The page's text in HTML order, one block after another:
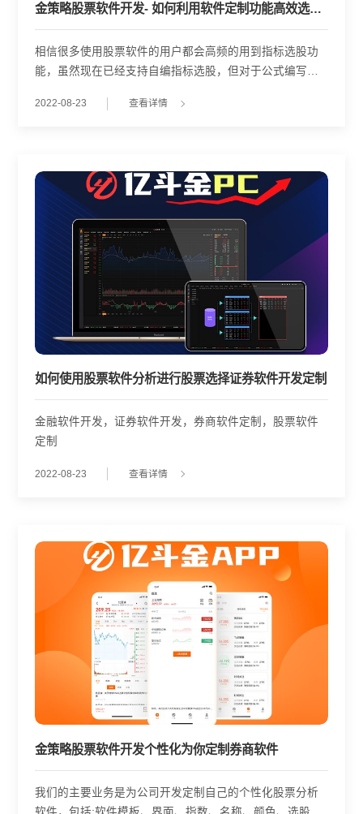
金策略股票软件开发- 如何利用软件定制功能高效选股?
相信很多使用股票软件的用户都会高频的用到指标选股功
能，虽然现在已经支持自编指标选股，但对于公式编写还
惯于用系统默认的形态来选股，那么就可以选择软件中的
据分析 APP 开发功能简介: 1，实时市场。APP涵盖沪深股
市实时交易走势图，新三板等。，并为投资者提供最基本
的股票信息参考图表。 2，股票推荐。APP经过专家系统研
究组讨论问题分析后会向用户信息推送优选股，给用户管
理带来风险投
2022-08-23 查看详情
如何使用股票软件分析进行股票选择证券软件开发定制
金融软件开发，证券软件开发，券商软件定制，股票软件
定制
2022-08-23 查看详情
金策略股票软件开发个性化为你定制券商软件
我们的主要业务是为公司开发定制自己的个性化股票分析